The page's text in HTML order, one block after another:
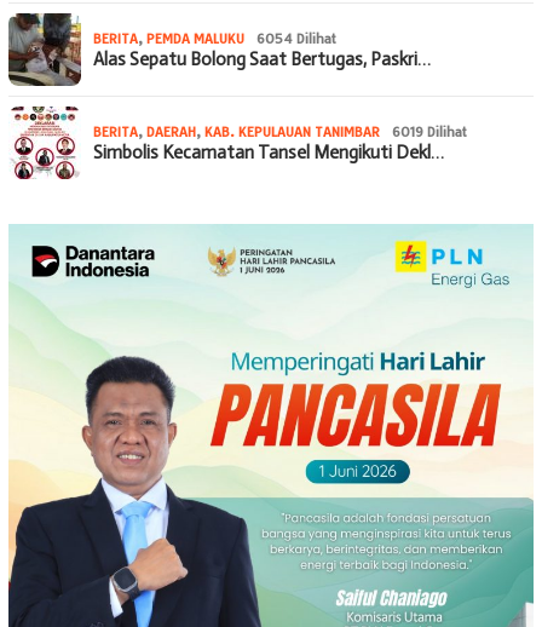
BERITA, PEMDA MALUKU 6054 Dilihat
Alas Sepatu Bolong Saat Bertugas, Paskri…
BERITA, DAERAH, KAB. KEPULAUAN TANIMBAR 6019 Dilihat
Simbolis Kecamatan Tansel Mengikuti Dekl…